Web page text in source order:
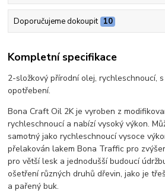
Doporučujeme dokoupit 10
Kompletní specifikace
2-složkový přírodní olej, rychleschnoucí,
opotřebení.
Bona Craft Oil 2K je vyroben z
rychleschnoucí a nabízí vysoký výkon.
samotný jako rychleschnoucí vysoce
přelakován lakem Bona Traffic pro
pro větší lesk a jednodušší budoucí
ošetření různých druhů dřevin, jako je
a pařený buk.